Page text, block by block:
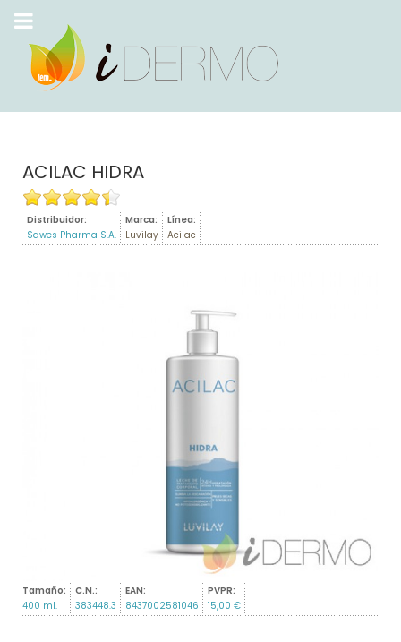
ACILAC HIDRA
Distribuidor:
Sawes Pharma S.A.
Marca:
Luvilay
Línea:
Acilac
Tamaño:
400 ml.
C.N.:
383448.3
EAN:
8437002581046
PVPR:
15,00 €